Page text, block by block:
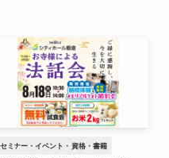
セミナー・イベント・資格・書籍